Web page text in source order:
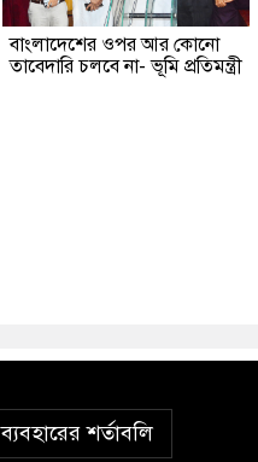
বাংলাদেশের ওপর আর কোনো
তাবেদারি চলবে না- ভূমি প্রতিমন্ত্রী
ব্যবহারের শর্তাবলি